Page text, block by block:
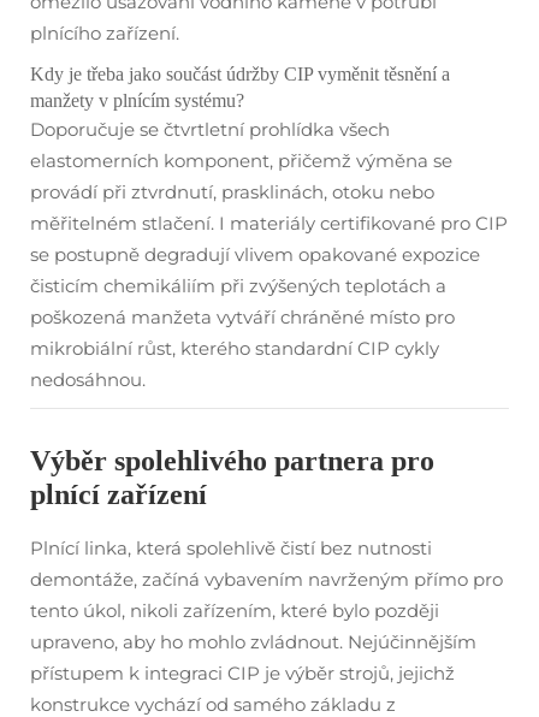
plnícího zařízení.
Kdy je třeba jako součást údržby CIP vyměnit těsnění a
manžety v plnícím systému?
Doporučuje se čtvrtletní prohlídka všech
elastomerních komponent, přičemž výměna se
provádí při ztvrdnutí, prasklinách, otoku nebo
měřitelném stlačení. I materiály certifikované pro CIP
se postupně degradují vlivem opakované expozice
čisticím chemikáliím při zvýšených teplotách a
poškozená manžeta vytváří chráněné místo pro
mikrobiální růst, kterého standardní CIP cykly
nedosáhnou.
Výběr spolehlivého partnera pro
plnící zařízení
Plnící linka, která spolehlivě čistí bez nutnosti
demontáže, začíná vybavením navrženým přímo pro
tento úkol, nikoli zařízením, které bylo později
upraveno, aby ho mohlo zvládnout. Nejúčinnějším
přístupem k integraci CIP je výběr strojů, jejichž
konstrukce vychází od samého základu z